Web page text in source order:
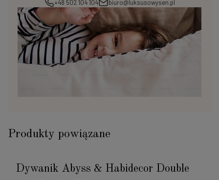
+48 502 104 104
biuro@luksusowysen.pl
Produkty powiązane
Dywanik Abyss & Habidecor Double